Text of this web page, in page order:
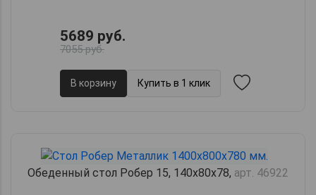
5689 руб.
7055 руб.
В корзину Купить в 1 клик
Обеденный стол Робер 15, 140х80х78, арт. 46922